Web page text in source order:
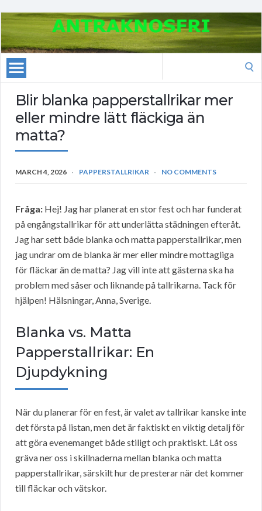
Blir blanka papperstallrikar mer
eller mindre lätt fläckiga än
matta?
MARCH 4, 2026 PAPPERSTALLRIKAR NO COMMENTS
Fråga: Hej! Jag har planerat en stor fest och har funderat
på engångstallrikar för att underlätta städningen efteråt.
Jag har sett både blanka och matta papperstallrikar, men
jag undrar om de blanka är mer eller mindre mottagliga
för fläckar än de matta? Jag vill inte att gästerna ska ha
problem med såser och liknande på tallrikarna. Tack för
hjälpen! Hälsningar, Anna, Sverige.
Blanka vs. Matta
Papperstallrikar: En
Djupdykning
När du planerar för en fest, är valet av tallrikar kanske inte
det första på listan, men det är faktiskt en viktig detalj för
att göra evenemanget både stiligt och praktiskt. Låt oss
gräva ner oss i skillnaderna mellan blanka och matta
papperstallrikar, särskilt hur de presterar när det kommer
till fläckar och vätskor.